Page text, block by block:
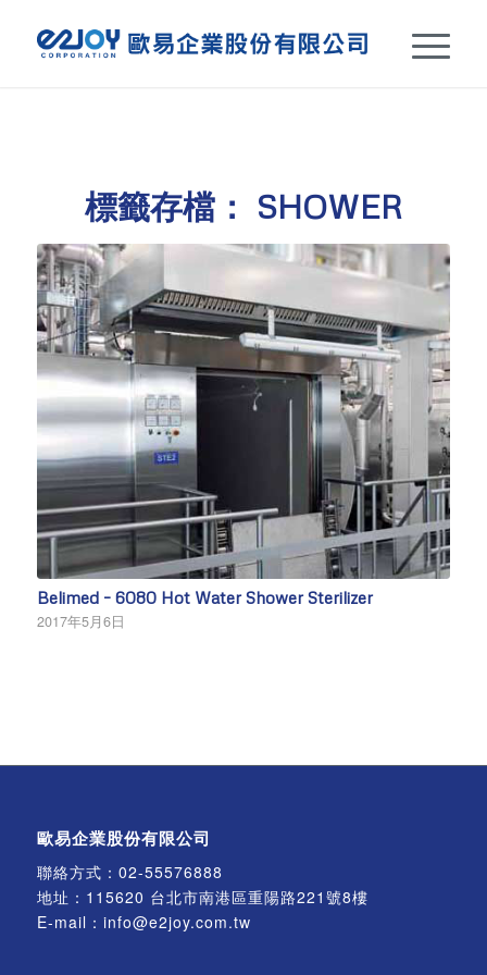
標籤存檔： SHOWER
Belimed – 6080 Hot Water Shower Sterilizer
2017年5月6日
歐易企業股份有限公司
聯絡方式： 02-55576888
地址：115620 台北市南港區重陽路221號8樓
E-mail： info@e2joy.com.tw